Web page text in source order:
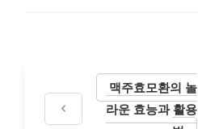
맥주효모환의 놀
라운 효능과 활용